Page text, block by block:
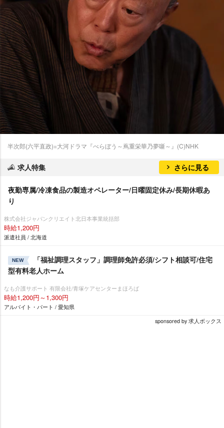
半次郎(六平直政)=大河ドラマ『べらぼう～蔦重栄華乃夢噺～』(C)NHK
求人特集 さらに見る
夜勤専属/冷凍食品の製造オペレーター/日曜固定休み/長期休暇あ
り
株式会社ジャパンクリエイト北日本事業統括部
時給1,200円
派遣社員 / 北海道
NEW
「福祉調理スタッフ」調理師免許必須/シフト相談可/住宅
型有料老人ホーム
なも介護サポート 有限会社/青塚ケアセンターまほろば
時給1,200円～1,300円
アルバイト・パート / 愛知県
sponsored by 求人ボックス